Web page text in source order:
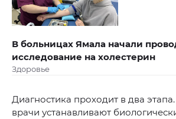
В больницах Ямала начали
исследование на холестерин
Здоровье
Диагностика проходит в два
врачи устанавливают